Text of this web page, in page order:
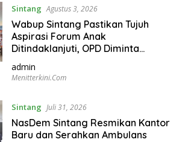
Sintang Agustus 3, 2026
Wabup Sintang Pastikan Tujuh
Aspirasi Forum Anak
Ditindaklanjuti, OPD Diminta
Bergerak Cepat
admin
Menitterkini.com
Sintang Juli 31, 2026
NasDem Sintang Resmikan Kantor
Baru dan Serahkan Ambulans